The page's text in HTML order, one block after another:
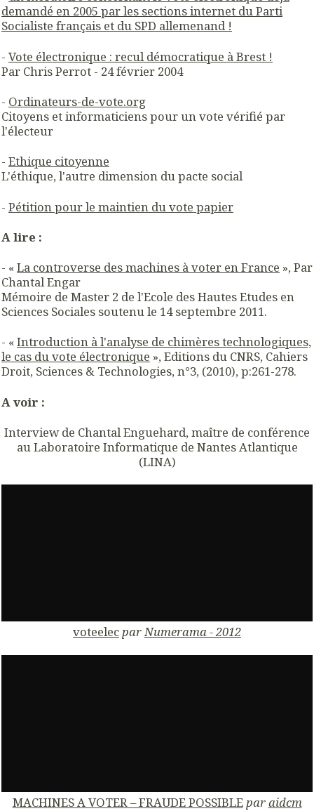
demandé en 2005 par les sections internet du Parti
Socialiste français et du SPD allemenand !
- Vote électronique : recul démocratique à Brest !
Par Chris Perrot - 24 février 2004
- Ordinateurs-de-vote.org
Citoyens et informaticiens pour un vote vérifié par
l'électeur
- Ethique citoyenne
L'éthique, l'autre dimension du pacte social
- Pétition pour le maintien du vote papier
A lire :
- «La controverse des machines à voter en France », Par
Chantal Engar
Mémoire de Master 2 de l'Ecole des Hautes Etudes en
Sciences Sociales soutenu le 14 septembre 2011.
- «Introduction à l'analyse de chimères technologiques,
le cas du vote électronique », Editions du CNRS, Cahiers
Droit, Sciences & Technologies, n°3, (2010), p:261-278.
A voir :
Interview de Chantal Enguehard, maître de conférence
au Laboratoire Informatique de Nantes Atlantique
(LINA)
voteelecparNumerama - 2012
MACHINES A VOTER – FRAUDE POSSIBLE paraidcm